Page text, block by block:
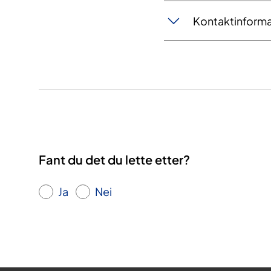
Fant du det du lette etter?
Ja Nei